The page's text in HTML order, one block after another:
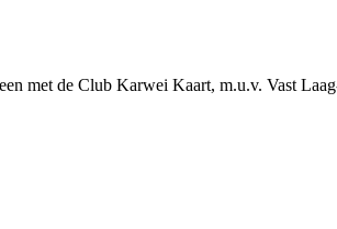
met de Club Karwei Kaart, m.u.v. Vast